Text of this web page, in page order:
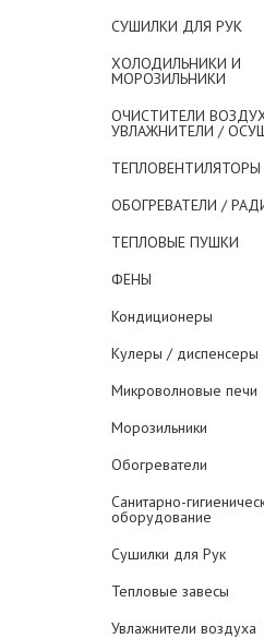
СУШИЛКИ ДЛЯ РУК
ХОЛОДИЛЬНИКИ И
МОРОЗИЛЬНИКИ
ОЧИСТИТЕЛИ
УВЛАЖНИТЕЛИ /
ТЕПЛОВЕНТИЛЯТОРЫ
ОБОГРЕВАТЕЛИ /
ТЕПЛОВЫЕ ПУШКИ
ФЕНЫ
Кондиционеры
Кулеры /
Микроволновые печи
Морозильники
Обогреватели
Санитарно-
оборудование
Сушилки для Рук
Тепловые завесы
Увлажнители воздуха